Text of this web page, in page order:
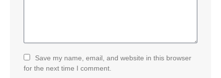
Save my name, email, and website in this browser
for the next time I comment.